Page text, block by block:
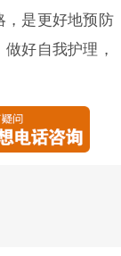
，是更好地预防
好自我护理，